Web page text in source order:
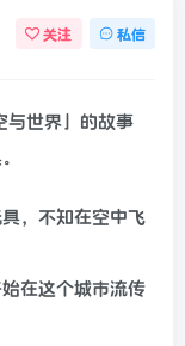
关注 私信
世界」的故事
，不知在空中飞
在这个城市流传